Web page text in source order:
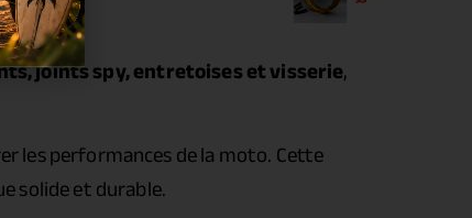
joints spy, entretoises et visserie,
les performances de la moto. Cette
solide et durable.